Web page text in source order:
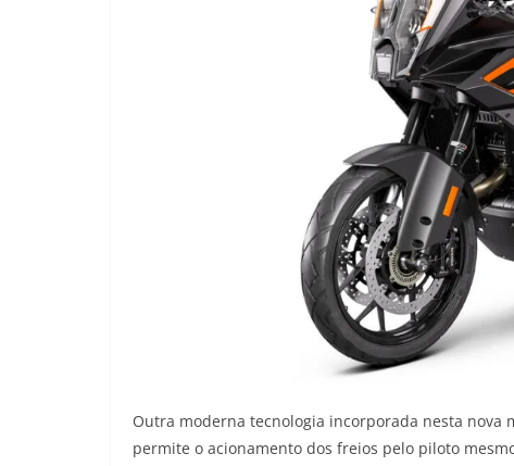
Outra moderna tecnologia incorporada nesta nova
permite o acionamento dos freios pelo piloto